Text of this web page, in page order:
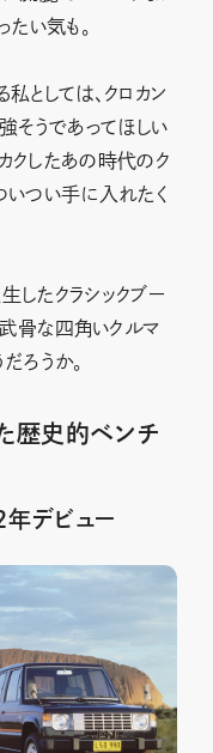
たい気も。
としては、クロカン
そうであってほしい
クしたあの時代のク
いつい手に入れたく
したクラシックブー
骨な四角いクルマ
ろうか。
歴史的ベンチ
年デビュー